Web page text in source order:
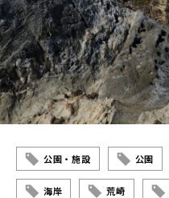
公園・施設 公園
海岸 荒崎